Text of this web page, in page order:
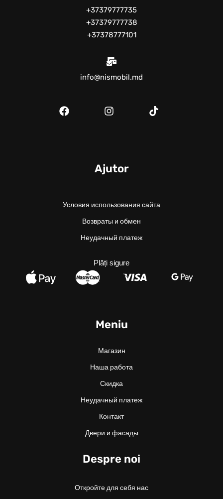
+37379777735
+37379777738
+37378777101
info@nismobil.md
Meniu
Магазин
Наша работа
Скидка
Неудачный платеж
Контакт
Двери и фасады
Despre noi
Откройте для себя нас
Ajutor
Условия использования сайта
Возвраты и обмен
Неудачный платеж
Plăți sigure